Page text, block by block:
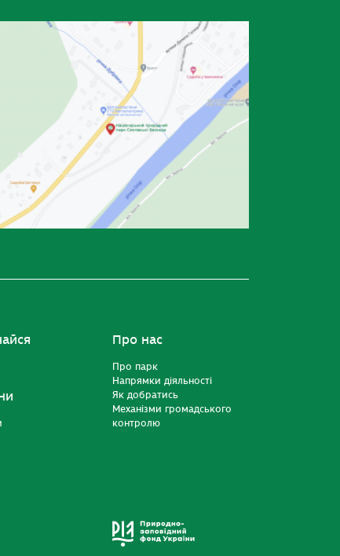
Про нас
Про парк
Напрямки діяльності
Як добратись
Механізми громадського
контролю